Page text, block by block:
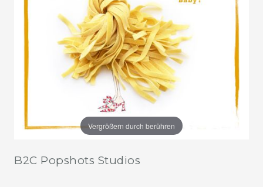
Vergrößern durch berühren
B2C Popshots Studios